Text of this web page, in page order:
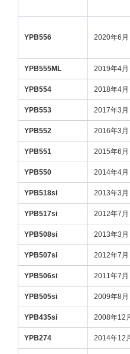
YPB556 2020年6月
YPB555ML 2019年4月
YPB554 2018年4月
YPB553 2017年3月
YPB552 2016年3月
YPB551 2015年6月
YPB550 2014年4月
YPB518si 2013年3月
YPB517si 2012年7月
YPB508si 2013年3月
YPB507si 2012年7月
YPB506si 2011年7月
YPB505si 2009年8月
YPB435si 2008年12
YPB274 2014年12